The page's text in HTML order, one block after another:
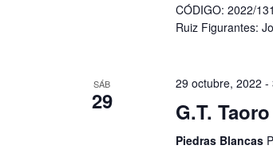
CÓDIGO: 2022/
Ruiz Figurantes:
SÁB
29
29 octubre, 2022 -
G.T. Taoro
Piedras Blancas